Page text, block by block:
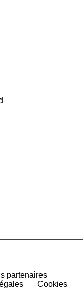
partenaires
Cookies